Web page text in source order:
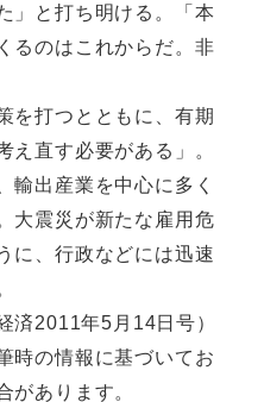
」と打ち明ける。「本
るのはこれからだ。非
を打つとともに、有期
え直す必要がある」。
出産業を中心に多く
大震災が新たな雇用危
に、行政などには迅速
済2011年5月14日号）
時の情報に基づいてお
あります。